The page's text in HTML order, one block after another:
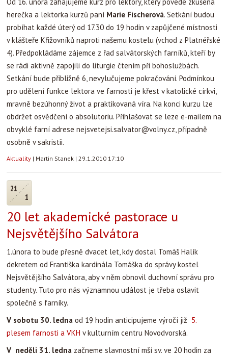
herečka a lektorka kurzů paní Marie Fischerová. Setkání budou
probíhat každé úterý od 17.30 do 19 hodin v zapůjčené místnosti
v klášteře Křižovníků naproti našemu kostelu (vchod z Platnéřské
4). Předpokládáme zájemce z řad salvátorských farníků, kteří by
se rádi aktivně zapojili do liturgie čtením při bohoslužbách.
Setkání bude přibližně 6, nevylučujeme pokračování. Podmínkou
pro udělení funkce lektora ve farnosti je křest v katolické církvi,
mravně bezúhonný život a praktikovaná víra. Na konci kurzu lze
obdržet osvědčení o absolutoriu. Přihlašovat se leze e-mailem na
obvyklé farní adrese nejsvetejsi.salvator@volny.cz, případně
osobně v sakristii.
Aktuality | Martin Stanek | 29.1.2010 17:10
21
1
20 let akademické pastorace u
Nejsvětějšího Salvátora
1.února to bude přesně dvacet let, kdy dostal Tomáš Halík
dekretem od Františka kardinála Tomáška do správy kostel
Nejsvětějšího Salvátora, aby v něm obnovil duchovní správu pro
studenty. Tuto pro nás významnou událost je třeba oslavit
společně s farníky.
V sobotu 30. ledna od 19 hodin anticipujeme výročí již 5.
plesem farnosti a VKH v kulturním centru Novodvorská.
V neděli 31. ledna začneme slavnostní mší sv. ve 20 hodin za